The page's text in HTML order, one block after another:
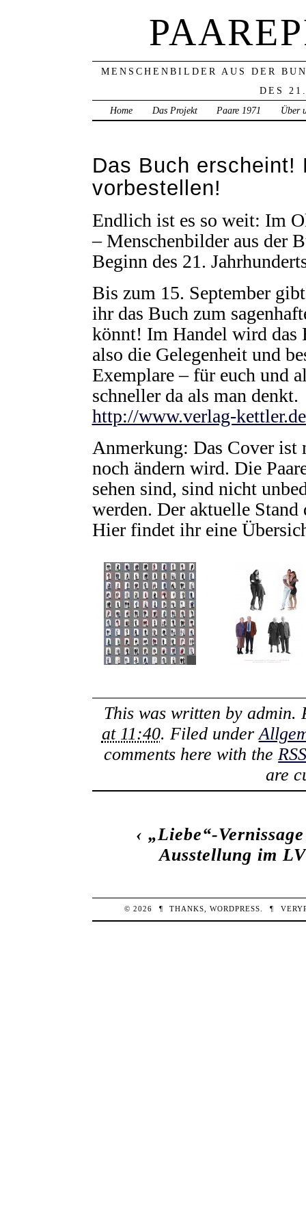
MENSCHENBILDER AUS DER
DES
Home
Das Projekt Paare 1971 Über
Das Buch erscheint!
vorbestellen!
Endlich ist es so weit: Im
– Menschenbilder aus der
Beginn des 21.
Bis zum 15. September
ihr das Buch zum
könnt! Im Handel wird das
also die Gelegenheit und
Exemplare – für euch und
schneller da als man denkt.
http://www.verlag-
Anmerkung: Das Cover ist
noch ändern wird. Die
sehen sind, sind nicht
werden. Der aktuelle Stand
Hier findet ihr eine
This was written byadmin.
at 11:40. Filed under
comments here with the
are
‹ „Liebe“-
Ausstellung im
© 2026 ¶ THANKS,WORDPRESS ¶